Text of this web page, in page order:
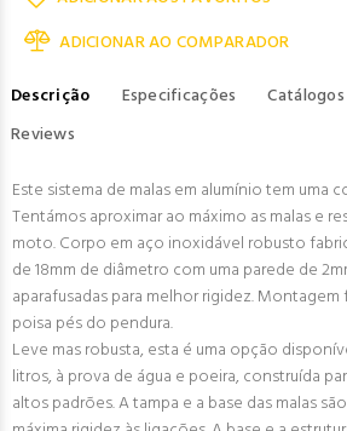
ADICIONAR AO COMPARADOR
Descrição
Especificações
Reviews
Este sistema de malas em alumínio tem uma
Tentámos aproximar ao máximo as malas e
moto. Corpo em aço inoxidável robusto
de 18mm de diâmetro com uma parede de
aparafusadas para melhor rigidez.
poisa pés do pendura.
Leve mas robusta, esta é uma opção
litros, à prova de água e poeira, construída
altos padrões. A tampa e a base das malas